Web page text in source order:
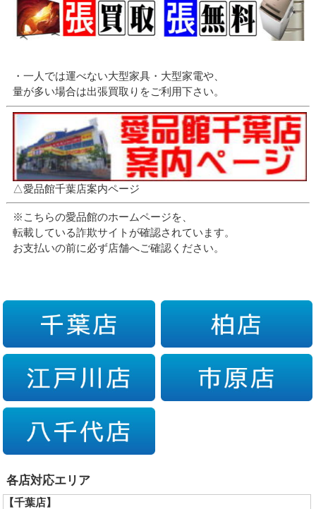
・一人では運べない大型家具・大型家電や、
量が多い場合は出張買取りをご利用下さい。
△愛品館千葉店案内ページ
※こちらの愛品館のホームページを、
転載している詐欺サイトが確認されています。
お支払いの前に必ず店舗へご確認ください。
各店対応エリア
【千葉店】